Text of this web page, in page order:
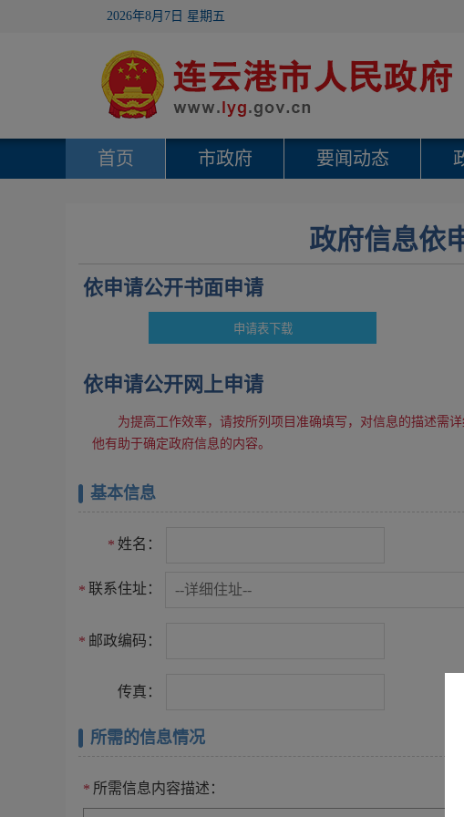
2026年8月7日 星期五
首页 市政府 要闻动态
政府信息依
依申请公开书面申请
依申请公开网上申请
为提高工作效率，请按所列项目准确填写，对信息的描述需
他有助于确定政府信息的内容。
基本信息
* 姓名：
* 联系住址：
* 邮政编码：
传真：
所需的信息情况
* 所需信息内容描述：